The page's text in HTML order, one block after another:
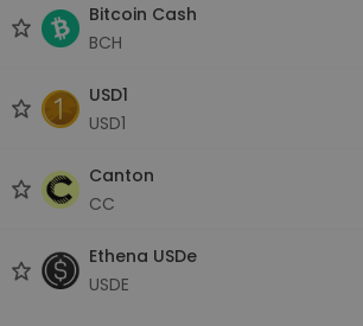
Bitcoin Cash
BCH
USD1
USD1
Canton
CC
Ethena USDe
USDE